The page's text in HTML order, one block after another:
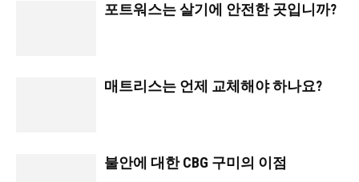
포트워스는 살기에 안전한 곳입니까?
매트리스는 언제 교체해야 하나요?
불안에 대한 CBG 구미의 이점